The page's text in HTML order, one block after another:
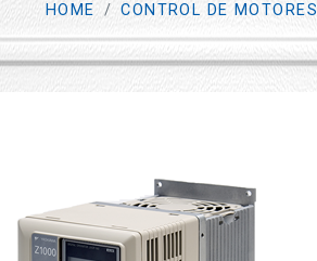
HOME CONTROL DE MOTORES